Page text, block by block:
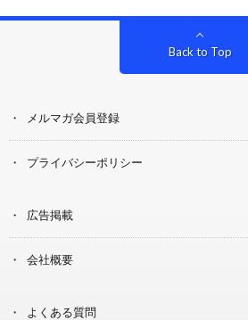
Back to Top
メルマガ会員登録
プライバシーポリシー
広告掲載
会社概要
よくある質問